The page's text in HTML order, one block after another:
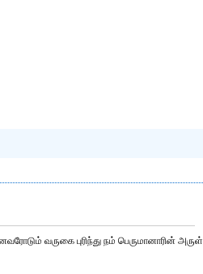
வருகை புரிந்து நம் பெருமானாரின் அருள்